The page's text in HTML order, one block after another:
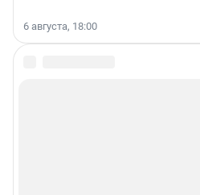
6 августа, 18:00